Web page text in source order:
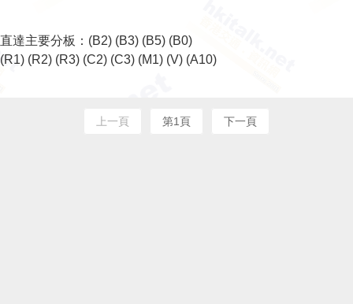
直達主要分板： (B2) (B3) (B5) (B0)
(R1) (R2) (R3) (C2) (C3) (M1) (V) (A10)
上一頁 第1頁 下一頁